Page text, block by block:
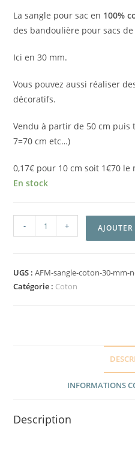
La sangle pour sac en 100%
des bandoulière pour sacs
Ici en 30 mm.
Vous pouvez aussi réaliser
décoratifs.
Vendu à partir de 50 cm puis
7=70 cm etc…)
0,17€ pour 10 cm soit 1€70 le
En stock
- +
UGS :AFM-sangle-coton-30-mm-
Catégorie : Coton
INFORMATIONS
Description